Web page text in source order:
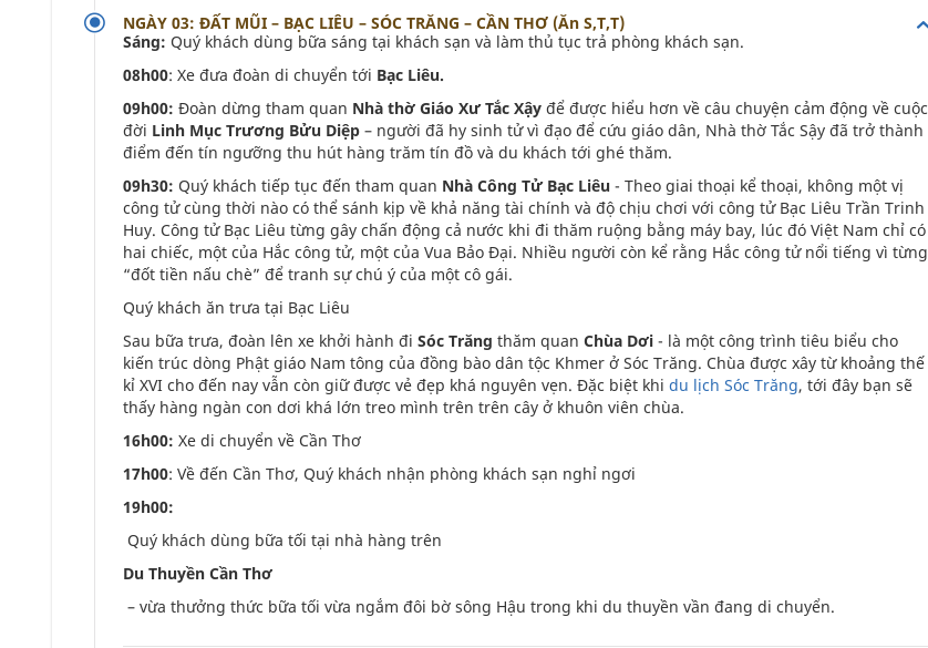
NGÀY 03: ĐẤT MŨI – BẠC LIÊU – SÓC TRĂNG – CẦN THƠ (Ăn S,T,T)
Sáng: Quý khách dùng bữa sáng tại khách sạn và làm thủ tục trả phòng khách sạn.
08h00: Xe đưa đoàn di chuyển tới Bạc Liêu.
09h00: Đoàn dừng tham quan Nhà thờ Giáo Xư Tắc Xậy để được hiểu hơn về câu chuyện cảm động về cuộc
đời Linh Mục Trương Bửu Diệp – người đã hy sinh tử vì đạo để cứu giáo dân, Nhà thờ Tắc Sậy đã trở thành
điểm đến tín ngưỡng thu hút hàng trăm tín đồ và du khách tới ghé thăm.
09h30: Quý khách tiếp tục đến tham quan Nhà Công Tử Bạc Liêu - Theo giai thoại kể thoại, không một vị
công tử cùng thời nào có thể sánh kịp về khả năng tài chính và độ chịu chơi với công tử Bạc Liêu Trần Trinh
Huy. Công tử Bạc Liêu từng gây chấn động cả nước khi đi thăm ruộng bằng máy bay, lúc đó Việt Nam chỉ có
hai chiếc, một của Hắc công tử, một của Vua Bảo Đại. Nhiều người còn kể rằng Hắc công tử nổi tiếng vì từng
“đốt tiền nấu chè” để tranh sự chú ý của một cô gái.
Quý khách ăn trưa tại Bạc Liêu
Sau bữa trưa, đoàn lên xe khởi hành đi Sóc Trăng thăm quan Chùa Dơi - là một công trình tiêu biểu cho
kiến trúc dòng Phật giáo Nam tông của đồng bào dân tộc Khmer ở Sóc Trăng. Chùa được xây từ khoảng thế
kỉ XVI cho đến nay vẫn còn giữ được vẻ đẹp khá nguyên vẹn. Đặc biệt khi du lịch Sóc Trăng, tới đây bạn sẽ
thấy hàng ngàn con dơi khá lớn treo mình trên trên cây ở khuôn viên chùa.
16h00: Xe di chuyển về Cần Thơ
17h00: Về đến Cần Thơ, Quý khách nhận phòng khách sạn nghỉ ngơi
19h00:
Quý khách dùng bữa tối tại nhà hàng trên
Du Thuyền Cần Thơ
– vừa thưởng thức bữa tối vừa ngắm đôi bờ sông Hậu trong khi du thuyền vần đang di chuyển.